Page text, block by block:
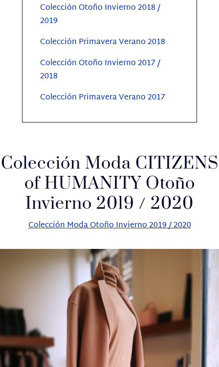
Colección Otoño Invierno 2018 /
2019
Colección Primavera Verano 2018
Colección Otoño Invierno 2017 /
2018
Colección Primavera Verano 2017
Colección Moda CITIZENS
of HUMANITY Otoño
Invierno 2019 / 2020
Colección Moda Otoño Invierno 2019 / 2020